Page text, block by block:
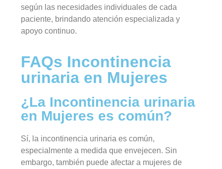
según las necesidades individuales de cada
paciente, brindando atención especializada y
apoyo continuo.
FAQs Incontinencia
urinaria en Mujeres
¿La Incontinencia urinaria
en Mujeres es común?
Sí, la incontinencia urinaria es común,
especialmente a medida que envejecen. Sin
embargo, también puede afectar a mujeres de